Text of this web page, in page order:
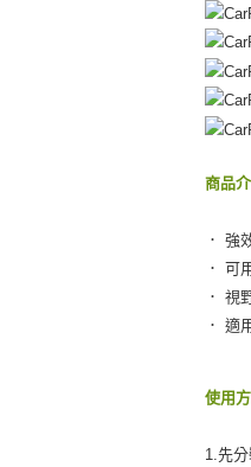
商品
． 強
． 可
． 視
． 適
使用
1.先